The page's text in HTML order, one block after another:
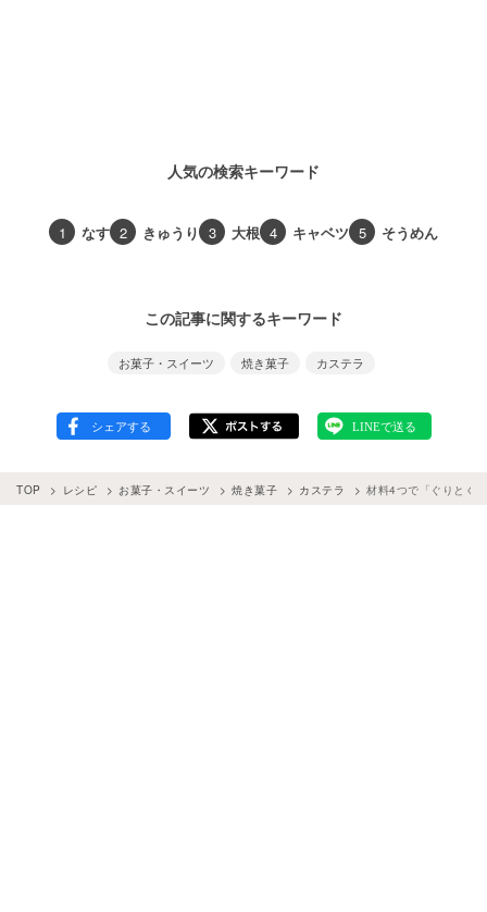
人気の検索キーワード
1 なす 2 きゅうり 3 大根 4 キャベツ 5 そうめん
この記事に関するキーワード
お菓子・スイーツ 焼き菓子 カステラ
TOP レシピ お菓子・スイーツ 焼き菓子 カステラ 材料4つで「ぐりとぐ